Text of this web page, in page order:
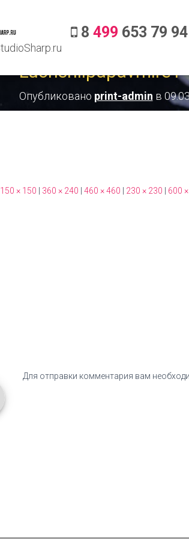
8 499 653 79 94
Luchshiipapavmire1
Опубликовано print-admin в
150 × 150 360 × 240 460 × 460 230 × 230 600
Для отправки комментария вам